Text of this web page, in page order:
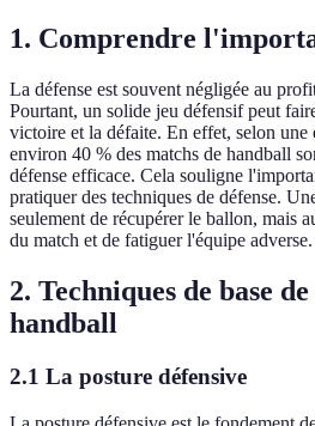
1. Comprendre
La défense est souvent négligée au
Pourtant, un solide jeu défensif peut
victoire et la défaite. En effet, selon une
environ 40 % des matchs de handball
défense efficace. Cela souligne
pratiquer des techniques de défense.
seulement de récupérer le ballon, mais
du match et de fatiguer l'équipe adverse.
2. Techniques de base
handball
2.1 La posture défensive